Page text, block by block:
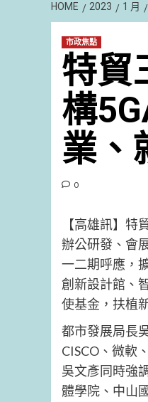
HOME 2023 1 月
市政焦點
特貿
構
業、
0
【高雄訊】
辦公研發、會
一二期呼應，
創新設計館、
使基金，扶植
都市發展局長
CISCO、微軟
吳文彥同時強
體學院、中山